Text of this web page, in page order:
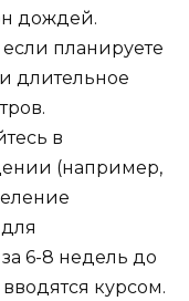
дождей.
планируете
длительное
в
(например,
6-8 недель до
курсом.